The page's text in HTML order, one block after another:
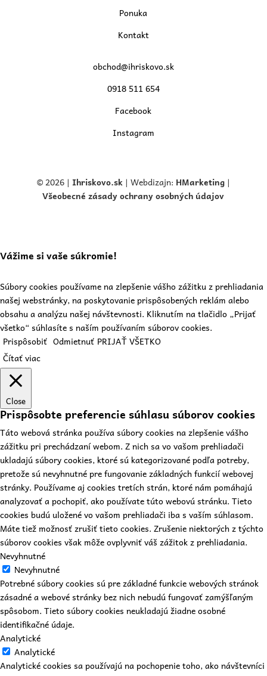
Ponuka
Kontakt
obchod@ihriskovo.sk
0918 511 654
Facebook
Instagram
© 2026 | Ihriskovo.sk| Webdizajn: HMarketing |
Všeobecné zásady ochrany osobných údajov
Vážime si vaše súkromie!
Súbory cookies používame na zlepšenie vášho zážitku z prehliadania
našej webstránky, na poskytovanie prispôsobených reklám alebo
obsahu a analýzu našej návštevnosti. Kliknutím na tlačidlo „Prijať
všetko“ súhlasíte s naším používaním súborov cookies.
Prispôsobiť Odmietnuť PRIJAŤ VŠETKO
Čítať viac
Close
Prispôsobte preferencie súhlasu súborov cookies
Táto webová stránka používa súbory cookies na zlepšenie vášho
zážitku pri prechádzaní webom. Z nich sa vo vašom prehliadači
ukladajú súbory cookies, ktoré sú kategorizované podľa potreby,
pretože sú nevyhnutné pre fungovanie základných funkcií webovej
stránky. Používame aj cookies tretích strán, ktoré nám pomáhajú
analyzovať a pochopiť, ako používate túto webovú stránku. Tieto
cookies budú uložené vo vašom prehliadači iba s vaším súhlasom.
Máte tiež možnosť zrušiť tieto cookies. Zrušenie niektorých z týchto
súborov cookies však môže ovplyvniť váš zážitok z prehliadania.
Nevyhnutné
Nevyhnutné
Potrebné súbory cookies sú pre základné funkcie webových stránok
zásadné a webové stránky bez nich nebudú fungovať zamýšľaným
spôsobom. Tieto súbory cookies neukladajú žiadne osobné
identifikačné údaje.
Analytické
Analytické
Analytické cookies sa používajú na pochopenie toho, ako návštevníci